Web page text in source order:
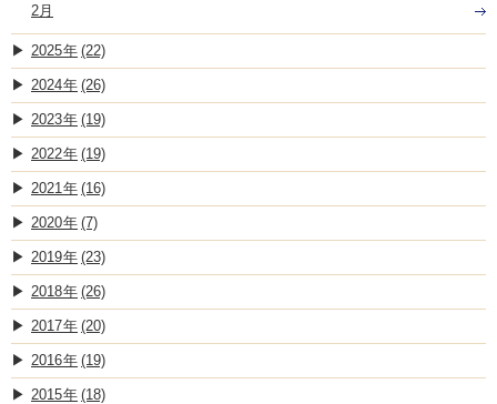
2月
2025 (22)
2024 (26)
2023 (19)
2022 (19)
2021 (16)
2020 (7)
2019 (23)
2018 (26)
2017 (20)
2016 (19)
2015 (18)